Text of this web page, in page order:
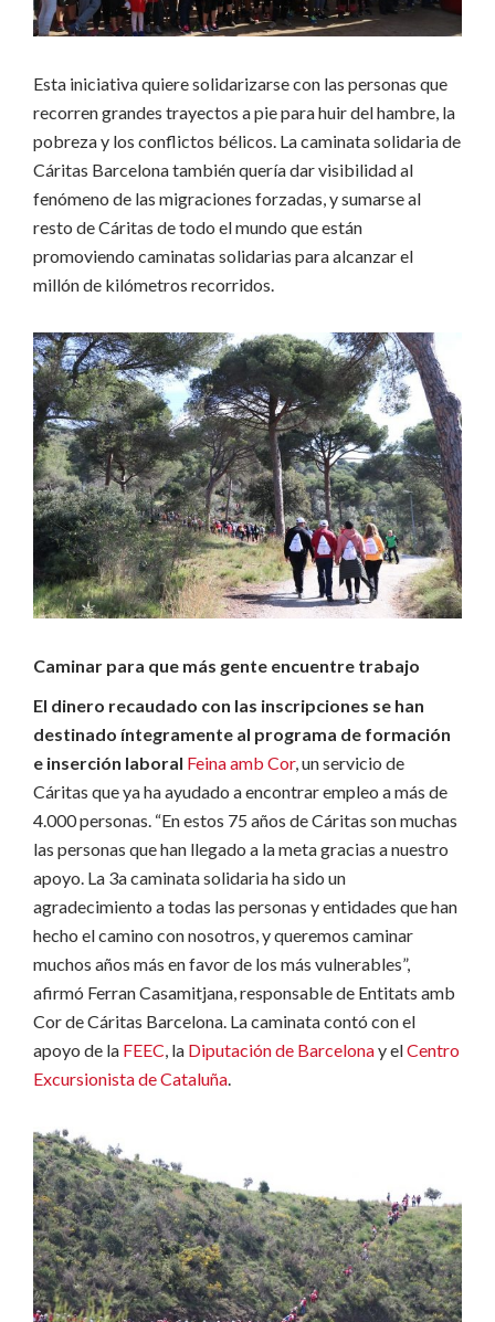
Esta iniciativa quiere solidarizarse con las personas que
recorren grandes trayectos a pie para huir del hambre, la
pobreza y los conflictos bélicos. La caminata solidaria de
Cáritas Barcelona también quería dar visibilidad al
fenómeno de las migraciones forzadas, y sumarse al
resto de Cáritas de todo el mundo que están
promoviendo caminatas solidarias para alcanzar el
millón de kilómetros recorridos.
Caminar para que más gente encuentre trabajo
El dinero recaudado con las inscripciones se han
destinado íntegramente al programa de formación
e inserción laboral Feina amb Cor, un servicio de
Cáritas que ya ha ayudado a encontrar empleo a más de
4.000 personas. “En estos 75 años de Cáritas son muchas
las personas que han llegado a la meta gracias a nuestro
apoyo. La 3a caminata solidaria ha sido un
agradecimiento a todas las personas y entidades que han
hecho el camino con nosotros, y queremos caminar
muchos años más en favor de los más vulnerables”,
afirmó Ferran Casamitjana, responsable de Entitats amb
Cor de Cáritas Barcelona. La caminata contó con el
apoyo de la FEEC, la Diputación de Barcelonay elCentro
Excursionista de Cataluña.